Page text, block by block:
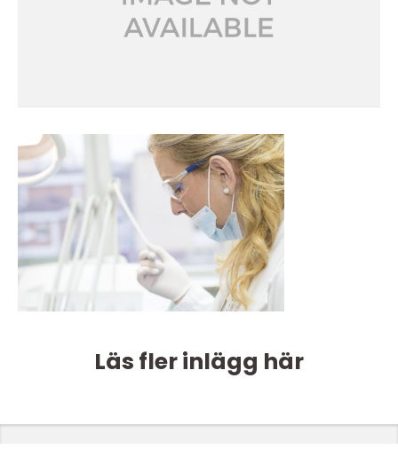
Läs fler inlägg här